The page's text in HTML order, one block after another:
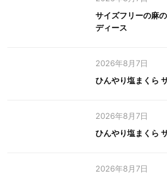
サイズフリーの麻
ディース
2026年8月7日
ひんやり塩まくら
2026年8月7日
ひんやり塩まくら
2026年8月7日